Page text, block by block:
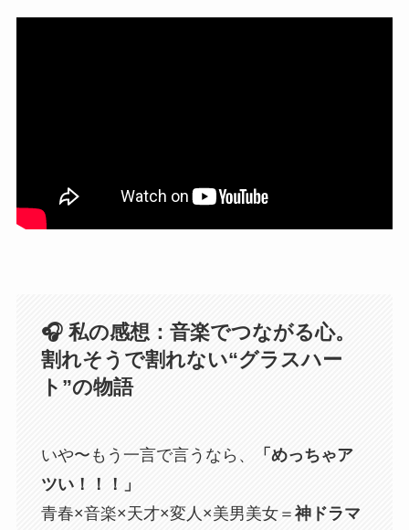
🎧 私の感想：音楽でつながる心。
割れそうで割れない“グラスハー
ト”の物語
いや〜もう一言で言うなら、
「めっちゃア
ツい！！！」
青春×音楽×天才×変人×美男美女＝神ドラマ